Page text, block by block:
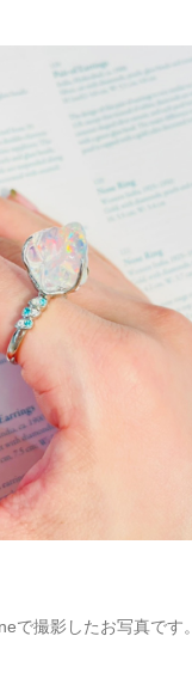
で撮影したお写真です。